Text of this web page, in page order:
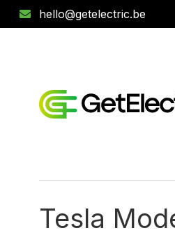
hello@getelectric.be
Tesla